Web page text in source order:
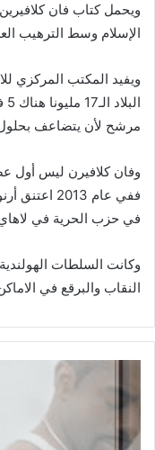
ويحمل كتاب فان
الإسلام وسط الترهيب
ويفيد المكتب المركزي
مرشح لأن يتضاعف بحلول العام 2050
وفان كلافيرن ليس أول
ففي عام
في حزب الحرية في لاهاي
وكانت السلطات
النقاب والبرقع في